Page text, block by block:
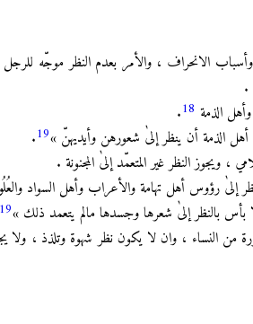
وأسباب الانحراف ، والأمر بعدم النظر موجّه
.
الذمة 18
.
أهل الذمة أن ينظر إلىٰ شعورهن وأيديهنّ »19
.
، ويجوز النظر غير المتعمّد إلىٰ المجنونة .
إلىٰ رؤوس أهل تهامة والأعراب وأهل السواد
بأس بالنظر إلىٰ شعرها وجسدها مالم يتعمد ذلك »19
من النساء ، وان لا يكون نظر شهوة وتلذذ ، ولا